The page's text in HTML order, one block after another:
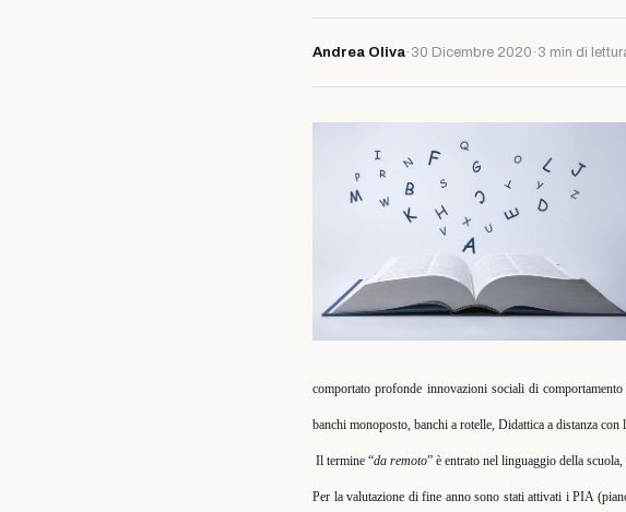
Andrea Oliva· 30 Dicembre 2020 · 3 min di
comportato profonde innovazioni sociali di
banchi monoposto, banchi a rotelle, Didattica a distanza
Il termine “da remoto” è entrato nel linguaggio della
Per la valutazione di fine anno sono stati attivati i PIA